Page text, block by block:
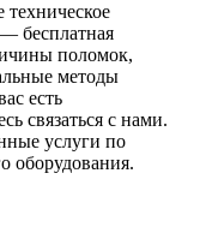
техническое
бесплатная
поломок,
методы
есть
связаться с нами.
услуги по
оборудования.